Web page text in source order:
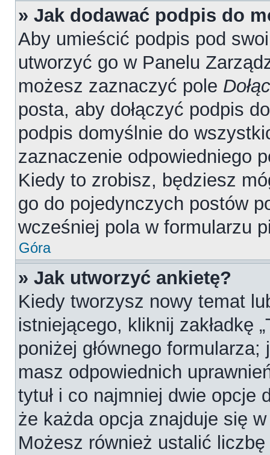
» Jak dodawać podpis do
Aby umieścić podpis pod
utworzyć go w Panelu
możesz zaznaczyć pole
posta, aby dołączyć podpis
podpis domyślnie do
zaznaczenie odpowiedniego
Kiedy to zrobisz, będziesz
go do pojedynczych postów
wcześniej pola w formularzu
Góra
» Jak utworzyć ankietę?
Kiedy tworzysz nowy temat
istniejącego, kliknij zakładkę
poniżej głównego
masz odpowiednich
tytuł i co najmniej dwie opcje
że każda opcja znajduje się
Możesz również ustalić